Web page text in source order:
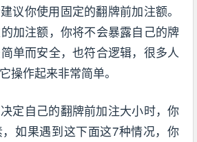
议你使用固定的翻牌前加注额。
加注额，你将不会暴露自己的牌
单而安全，也符合逻辑，很多人
操作起来非常简单。
定自己的翻牌前加注大小时，你
如果遇到这下面这7种情况，你